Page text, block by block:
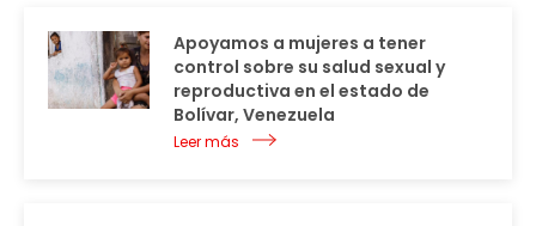
Apoyamos a mujeres a tener
control sobre su salud sexual y
reproductiva en el estado de
Bolívar, Venezuela
Leer más